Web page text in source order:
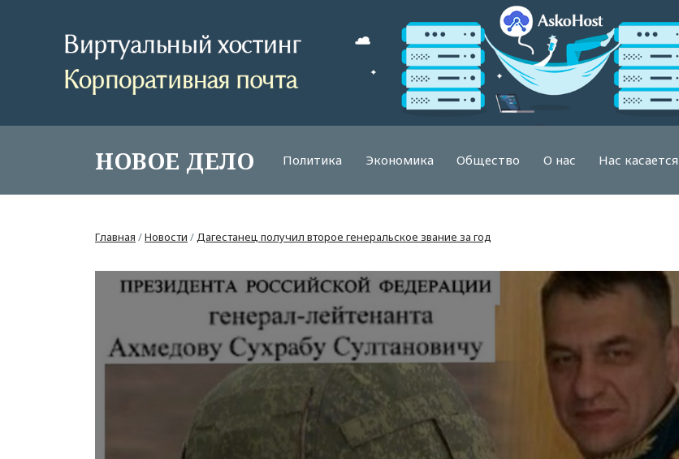
НОВОЕ ДЕЛО Политика Экономика Общество О нас Нас касается
Главная /Новости /Дагестанец получил второе генеральское звание за год